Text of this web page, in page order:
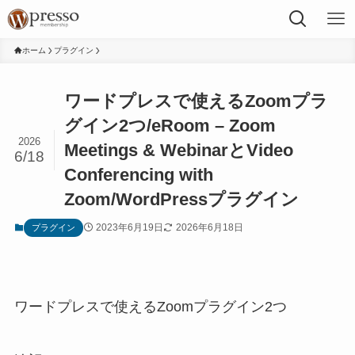
ホーム プラグイン
ワードプレスで使えるZoomプラ
グイン2つ/eRoom – Zoom
Meetings & WebinarとVideo
Conferencing with
Zoom/WordPressプラグイン
2026
6/18
プラグイン 2023年6月19日 2026年6月18日
ワードプレスで使えるZoomプラグイン2つ